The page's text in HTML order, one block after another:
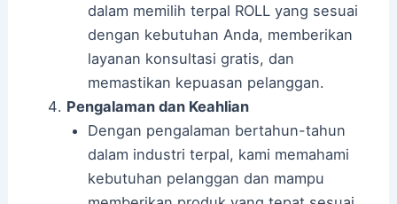
dalam memilih terpal ROLL yang sesuai
dengan kebutuhan Anda, memberikan
layanan konsultasi gratis, dan
memastikan kepuasan pelanggan.
Pengalaman dan Keahlian
Dengan pengalaman bertahun-tahun
dalam industri terpal, kami memahami
kebutuhan pelanggan dan mampu